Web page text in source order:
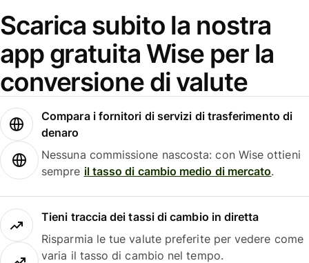
Scarica subito la nostra
app gratuita Wise per la
conversione di valute
Compara i fornitori di servizi di trasferimento di
denaro
Nessuna commissione nascosta: con Wise ottieni
sempre il tasso di cambio medio di mercato.
Tieni traccia dei tassi di cambio in diretta
Risparmia le tue valute preferite per vedere come
varia il tasso di cambio nel tempo.